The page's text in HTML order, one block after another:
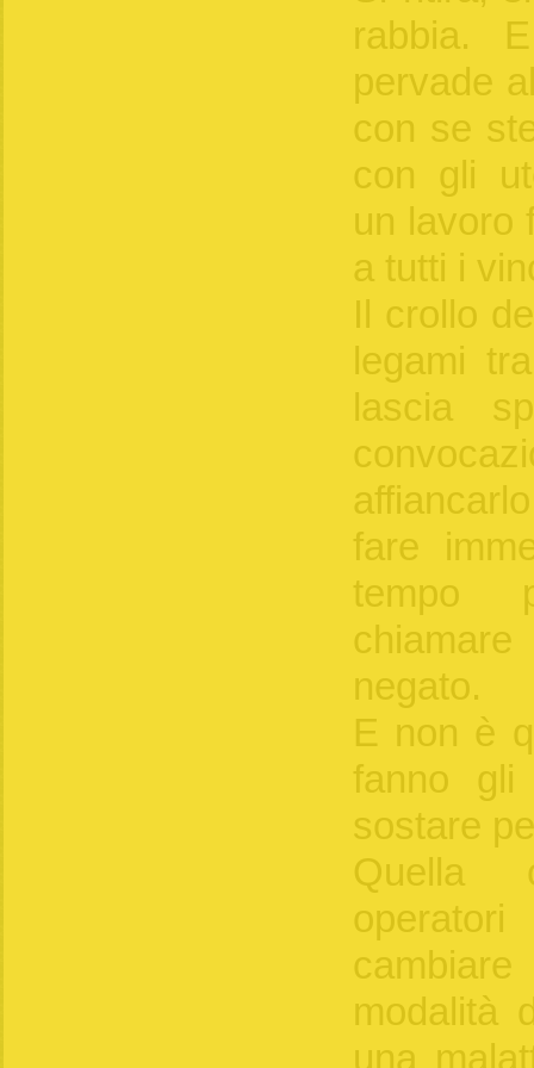
rabbia.
pervade
con se
con gli
un lavoro
a tutti i
Il crollo
legami
lascia
fare
tempo
negato.
E non è
fanno gli
sostare
Quella
modalità
una